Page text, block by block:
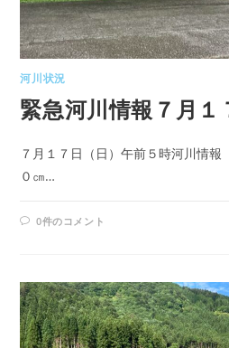
河川状況
緊急河川情報７月１
７月１７日（日）午前５時河川情
０㎝…
0件のコメント